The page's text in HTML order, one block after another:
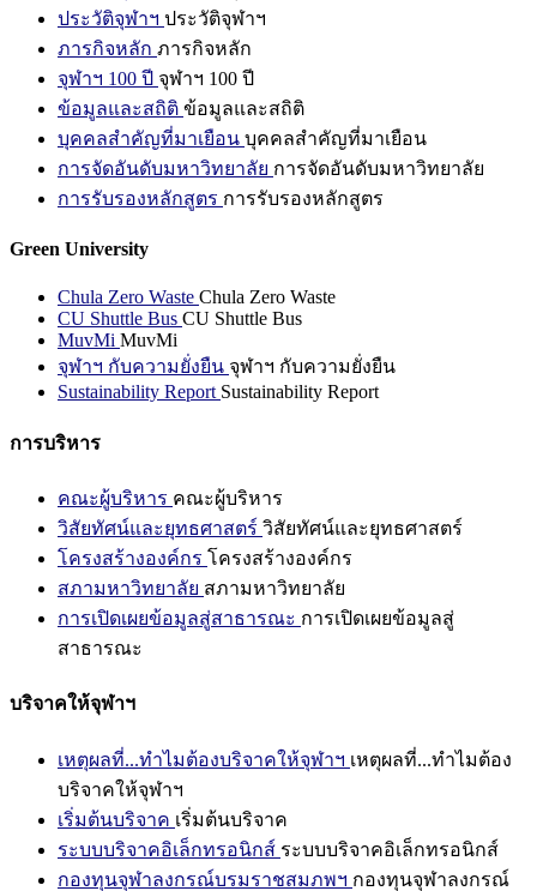
ประวัติจุฬาฯ ประวัติจุฬาฯ
ภารกิจหลัก ภารกิจหลัก
จุฬาฯ 100 ปี จุฬาฯ 100 ปี
ข้อมูลและสถิติ ข้อมูลและสถิติ
บุคคลสำคัญที่มาเยือน บุคคลสำคัญที่มาเยือน
การจัดอันดับมหาวิทยาลัย การจัดอันดับมหาวิทยาลัย
การรับรองหลักสูตร การรับรองหลักสูตร
Green University
Chula Zero Waste Chula Zero Waste
CU Shuttle Bus CU Shuttle Bus
MuvMi MuvMi
จุฬาฯ กับความยั่งยืน จุฬาฯ กับความยั่งยืน
Sustainability Report Sustainability Report
การบริหาร
คณะผู้บริหาร คณะผู้บริหาร
วิสัยทัศน์และยุทธศาสตร์ วิสัยทัศน์และยุทธศาสตร์
โครงสร้างองค์กร โครงสร้างองค์กร
สภามหาวิทยาลัย สภามหาวิทยาลัย
การเปิดเผยข้อมูลสู่สาธารณะ การเปิดเผยข้อมูลสู่
สาธารณะ
บริจาคให้จุฬาฯ
เหตุผลที่...ทำไมต้องบริจาคให้จุฬาฯ เหตุผลที่...ทำไมต้อง
บริจาคให้จุฬาฯ
เริ่มต้นบริจาค เริ่มต้นบริจาค
ระบบบริจาคอิเล็กทรอนิกส์ ระบบบริจาคอิเล็กทรอนิกส์
กองทุนจุฬาลงกรณ์บรมราชสมภพฯ กองทุนจุฬาลงกรณ์